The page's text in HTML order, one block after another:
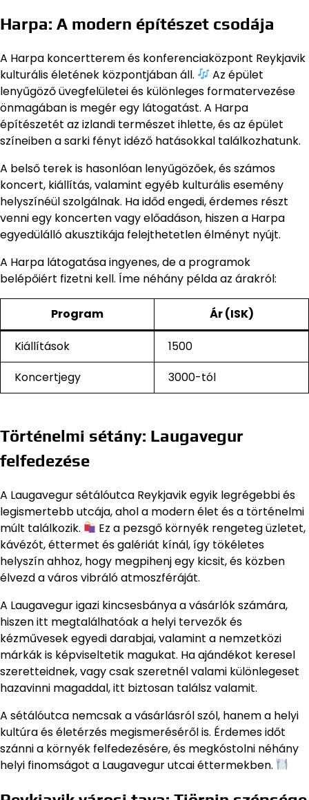
Harpa: A modern építészet csodája
A Harpa koncertterem és konferenciaközpont Reykjavik
kulturális életének központjában áll.
Az épület
lenyűgöző üvegfelületei és különleges formatervezése
önmagában is megér egy látogatást. A Harpa
építészetét az izlandi természet ihlette, és az épület
színeiben a sarki fényt idéző hatásokkal találkozhatunk.
A belső terek is hasonlóan lenyűgözőek, és számos
koncert, kiállítás, valamint egyéb kulturális esemény
helyszínéül szolgálnak. Ha időd engedi, érdemes részt
venni egy koncerten vagy előadáson, hiszen a Harpa
egyedülálló akusztikája felejthetetlen élményt nyújt.
A Harpa látogatása ingyenes, de a programok
belépőiért fizetni kell. Íme néhány példa az árakról:
Program Ár (ISK)
Kiállítások
1500
Koncertjegy
3000-tól
Történelmi sétány: Laugavegur
felfedezése
A Laugavegur sétálóutca Reykjavik egyik legrégebbi és
legismertebb utcája, ahol a modern élet és a történelmi
múlt találkozik.
Ez a pezsgő környék rengeteg üzletet,
kávézót, éttermet és galériát kínál, így tökéletes
helyszín ahhoz, hogy megpihenj egy kicsit, és közben
élvezd a város vibráló atmoszféráját.
A Laugavegur igazi kincsesbánya a vásárlók számára,
hiszen itt megtalálhatóak a helyi tervezők és
kézművesek egyedi darabjai, valamint a nemzetközi
márkák is képviseltetik magukat. Ha ajándékot keresel
szeretteidnek, vagy csak szeretnél valami különlegeset
hazavinni magaddal, itt biztosan találsz valamit.
A sétálóutca nemcsak a vásárlásról szól, hanem a helyi
kultúra és életérzés megismeréséről is. Érdemes időt
szánni a környék felfedezésére, és megkóstolni néhány
helyi finomságot a Laugavegur utcai éttermekben.